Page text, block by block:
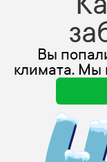
Вы
климата. Мы